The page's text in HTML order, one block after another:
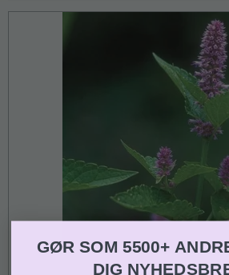
GØR SOM 5500+
DIG